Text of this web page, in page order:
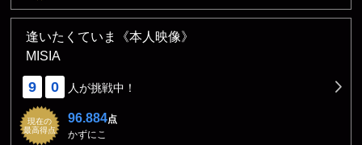
逢いたくていま《本人映像》
MISIA
9 0 人が挑戦中！
現在の
最高得点
96.884点
かずにこ